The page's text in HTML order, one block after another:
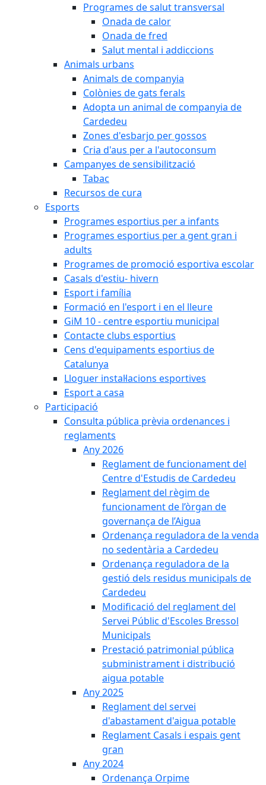
Programes de salut transversal
Onada de calor
Onada de fred
Salut mental i addiccions
Animals urbans
Animals de companyia
Colònies de gats ferals
Adopta un animal de companyia de
Cardedeu
Zones d'esbarjo per gossos
Cria d'aus per a l'autoconsum
Campanyes de sensibilització
Tabac
Recursos de cura
Esports
Programes esportius per a infants
Programes esportius per a gent gran i
adults
Programes de promoció esportiva escolar
Casals d'estiu- hivern
Esport i família
Formació en l'esport i en el lleure
GiM 10 - centre esportiu municipal
Contacte clubs esportius
Cens d'equipaments esportius de
Catalunya
Lloguer instal·lacions esportives
Esport a casa
Participació
Consulta pública prèvia ordenances i
reglaments
Any 2026
Reglament de funcionament del
Centre d'Estudis de Cardedeu
Reglament del règim de
funcionament de l’òrgan de
governança de l’Aigua
Ordenança reguladora de la venda
no sedentària a Cardedeu
Ordenança reguladora de la
gestió dels residus municipals de
Cardedeu
Modificació del reglament del
Servei Públic d'Escoles Bressol
Municipals
Prestació patrimonial pública
subministrament i distribució
aigua potable
Any 2025
Reglament del servei
d'abastament d'aigua potable
Reglament Casals i espais gent
gran
Any 2024
Ordenança Orpime